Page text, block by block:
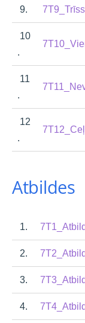
9.
10
.
11
.
12
.
Atbildes
1.
2.
3.
4.